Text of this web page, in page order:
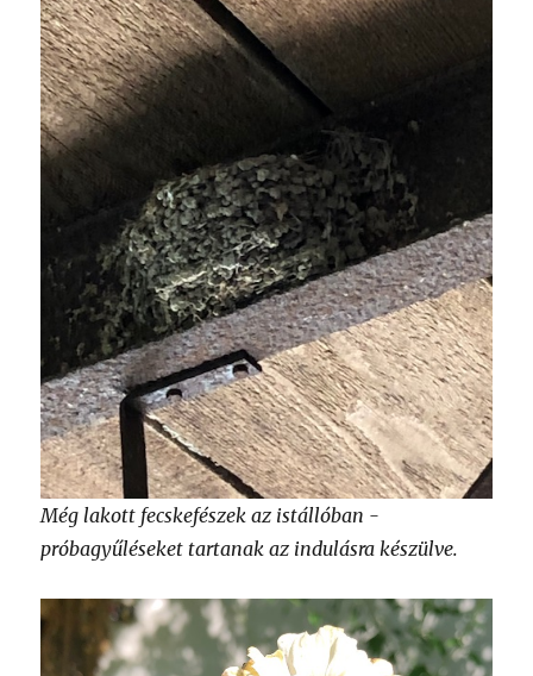
Még lakott fecskefészek az istállóban -
próbagyűléseket tartanak az indulásra készülve.